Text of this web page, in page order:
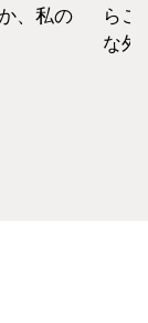
、私の
らこ
な外